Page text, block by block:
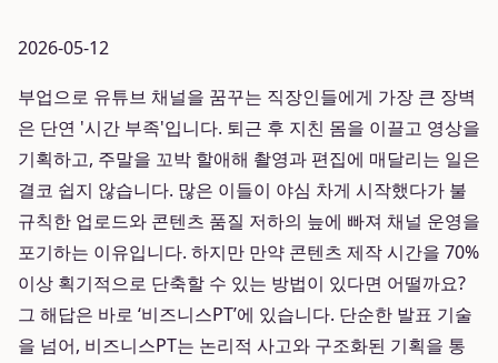
2026-05-12
부업으로 유튜브 채널을 꿈꾸는 직장인들에게 가장 큰 장벽
은 단연 '시간 부족'입니다. 퇴근 후 지친 몸을 이끌고 영상을
기획하고, 주말을 꼬박 할애해 촬영과 편집에 매달리는 일은
결코 쉽지 않습니다. 많은 이들이 야심 차게 시작했다가 불
규칙한 업로드와 콘텐츠 품질 저하의 늪에 빠져 채널 운영을
포기하는 이유입니다. 하지만 만약 콘텐츠 제작 시간을 70%
이상 획기적으로 단축할 수 있는 방법이 있다면 어떨까요?
그 해답은 바로 ‘비즈니스PT’에 있습니다. 단순한 발표 기술
을 넘어, 비즈니스PT는 논리적 사고와 구조화된 기획을 통